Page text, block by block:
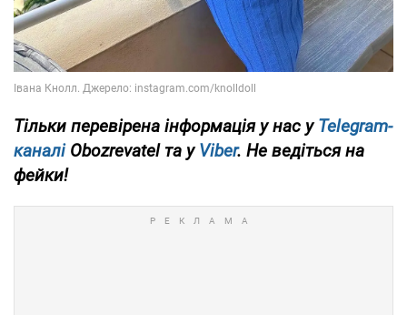
Тільки перевірена інформація у нас уTelegram-
каналіObozrevatel та уViber. Не ведіться на
фейки!